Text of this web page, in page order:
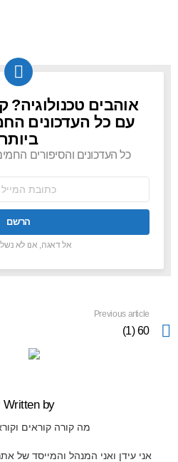
NEWSLETTER
אוהבים טכנולוגיה?
עם כל העדכונים
ביותר
כל העדכונים והסיפורים
אל דאגה, אנו לא
more
Previous article
60 (1)
Written by
מה קורה קוראים